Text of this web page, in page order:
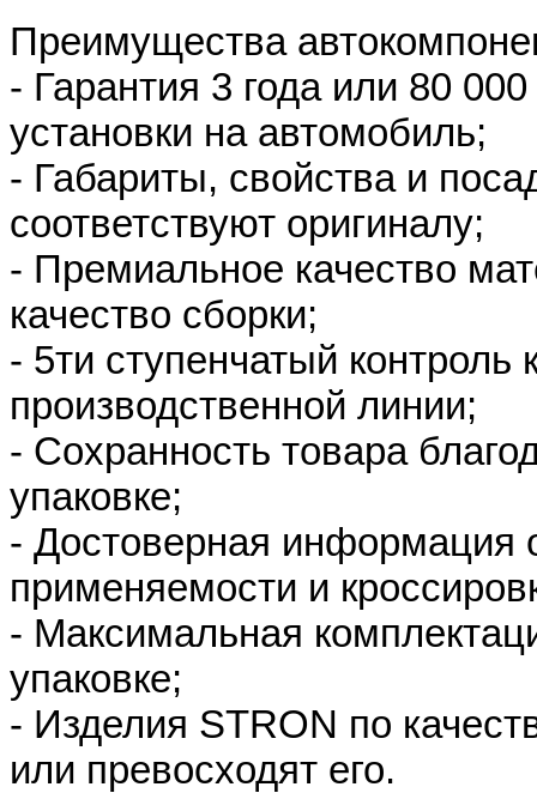
Преимущества
- Гарантия 3 года или 80
установки на автомобиль;
- Габариты, свойства и
соответствуют оригиналу;
- Премиальное качество
качество сборки;
- 5ти ступенчатый контроль
производственной линии;
- Сохранность товара
упаковке;
- Достоверная информация
применяемости и
- Максимальная
упаковке;
- Изделия STRON по
или превосходят его.